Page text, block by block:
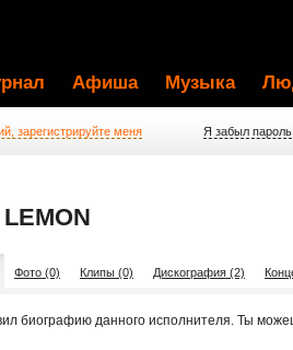
Афиша Музыка
зарегистрируйте меня Я забыл пароль
Фото (0) Клипы (0) Дискография (2)
биографию данного исполнителя. Ты